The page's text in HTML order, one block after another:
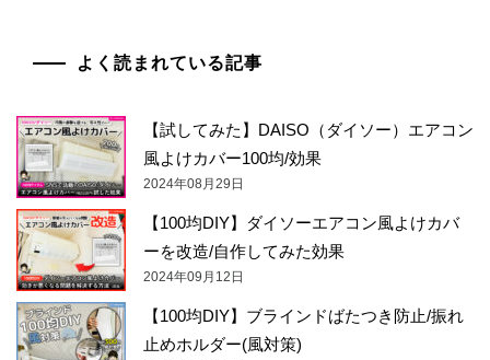
よく読まれている記事
【試してみた】DAISO（ダイソー）エアコン
風よけカバー100均/効果
2024年08月29日
【100均DIY】ダイソーエアコン風よけカバ
ーを改造/自作してみた効果
2024年09月12日
【100均DIY】ブラインドばたつき防止/振れ
止めホルダー(風対策)